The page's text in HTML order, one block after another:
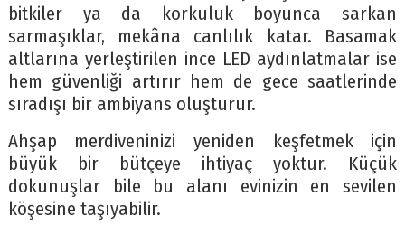
bitkiler ya da korkuluk boyunca sarkan
sarmaşıklar, mekâna canlılık katar. Basamak
altlarına yerleştirilen ince LED aydınlatmalar ise
hem güvenliği artırır hem de gece saatlerinde
sıradışı bir ambiyans oluşturur.
Ahşap merdiveninizi yeniden keşfetmek için
büyük bir bütçeye ihtiyaç yoktur. Küçük
dokunuşlar bile bu alanı evinizin en sevilen
köşesine taşıyabilir.